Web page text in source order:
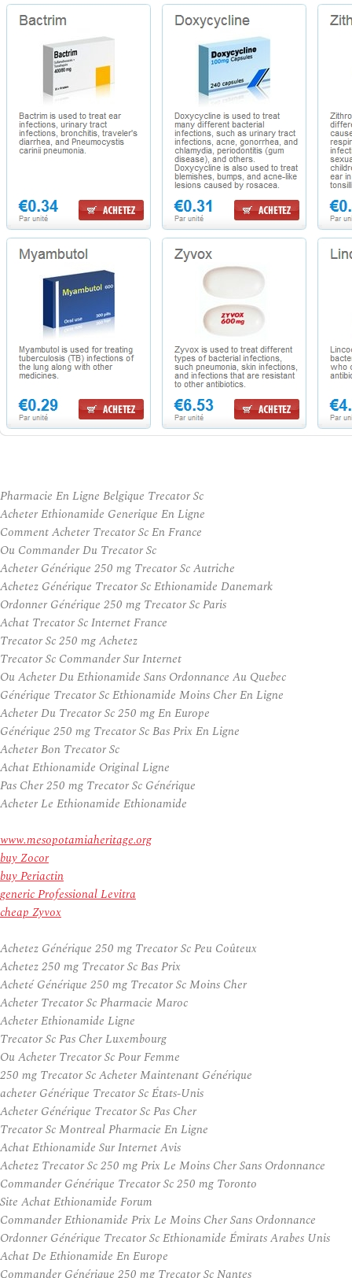
Pharmacie En Ligne Belgique Trecator Sc
Acheter Ethionamide Generique En Ligne
Comment Acheter Trecator Sc En France
Ou Commander Du Trecator Sc
Acheter Générique 250 mg Trecator Sc Autriche
Achetez Générique Trecator Sc Ethionamide Danemark
Ordonner Générique 250 mg Trecator Sc Paris
Achat Trecator Sc Internet France
Trecator Sc 250 mg Achetez
Trecator Sc Commander Sur Internet
Ou Acheter Du Ethionamide Sans Ordonnance Au Quebec
Générique Trecator Sc Ethionamide Moins Cher En Ligne
Acheter Du Trecator Sc 250 mg En Europe
Générique 250 mg Trecator Sc Bas Prix En Ligne
Acheter Bon Trecator Sc
Achat Ethionamide Original Ligne
Pas Cher 250 mg Trecator Sc Générique
Acheter Le Ethionamide Ethionamide
www.mesopotamiaheritage.org
buy Zocor
buy Periactin
generic Professional Levitra
cheap Zyvox
Achetez Générique 250 mg Trecator Sc Peu Coûteux
Achetez 250 mg Trecator Sc Bas Prix
Acheté Générique 250 mg Trecator Sc Moins Cher
Acheter Trecator Sc Pharmacie Maroc
Acheter Ethionamide Ligne
Trecator Sc Pas Cher Luxembourg
Ou Acheter Trecator Sc Pour Femme
250 mg Trecator Sc Acheter Maintenant Générique
acheter Générique Trecator Sc États-Unis
Acheter Générique Trecator Sc Pas Cher
Trecator Sc Montreal Pharmacie En Ligne
Achat Ethionamide Sur Internet Avis
Achetez Trecator Sc 250 mg Prix Le Moins Cher Sans Ordonnance
Commander Générique Trecator Sc 250 mg Toronto
Site Achat Ethionamide Forum
Commander Ethionamide Prix Le Moins Cher Sans Ordonnance
Ordonner Générique Trecator Sc Ethionamide Émirats Arabes Unis
Achat De Ethionamide En Europe